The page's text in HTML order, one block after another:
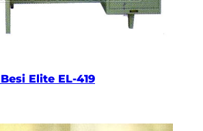
Elite EL-419